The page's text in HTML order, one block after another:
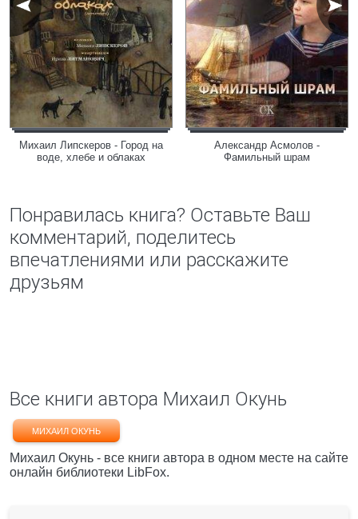
Михаил Липскеров - Город на
воде, хлебе и облаках
Александр Асмолов -
Фамильный шрам
Понравилась книга? Оставьте Ваш
комментарий, поделитесь
впечатлениями или расскажите
друзьям
Все книги автора Михаил Окунь
МИХАИЛ ОКУНЬ
Михаил Окунь - все книги автора в одном месте на сайте
онлайн библиотеки LibFox.